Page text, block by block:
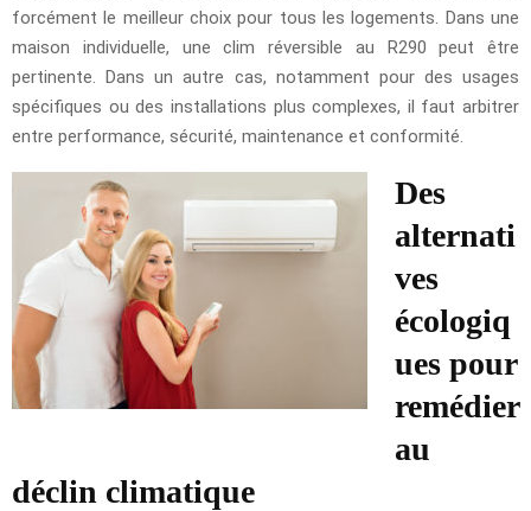
forcément le meilleur choix pour tous les logements. Dans une
maison individuelle, une clim réversible au R290 peut être
pertinente. Dans un autre cas, notamment pour des usages
spécifiques ou des installations plus complexes, il faut arbitrer
entre performance, sécurité, maintenance et conformité.
Des
alternati
ves
écologiq
ues pour
remédier
au
déclin climatique